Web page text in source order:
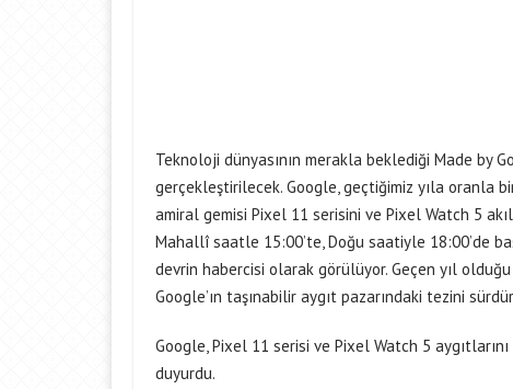
Teknoloji dünyasının merakla beklediği Made by
gerçekleştirilecek. Google, geçtiğimiz yıla oranla
amiral gemisi Pixel 11 serisini ve Pixel Watch 5
Mahallî saatle 15:00’te, Doğu saatiyle 18:00’de
devrin habercisi olarak görülüyor. Geçen yıl
Google’ın taşınabilir aygıt pazarındaki tezini
Google, Pixel 11 serisi ve Pixel Watch 5
duyurdu.